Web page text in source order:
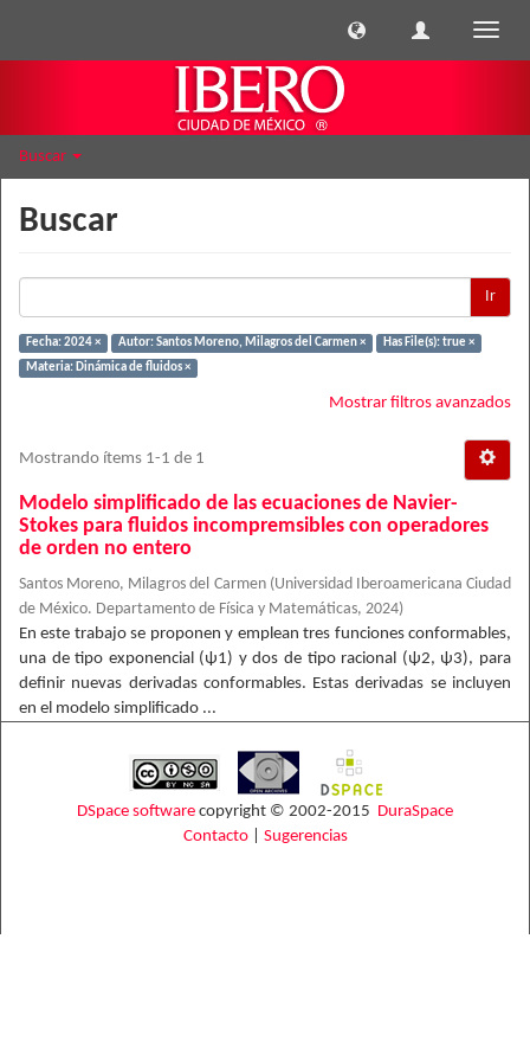
Buscar
Buscar
Ir
Fecha: 2024 × Autor: Santos Moreno, Milagros del Carmen ×
Has File(s): true ×
Materia: Dinámica de fluidos ×
Mostrar filtros avanzados
Mostrando ítems 1-1 de 1
Modelo simplificado de las ecuaciones de Navier-
Stokes para fluidos incompremsibles con operadores
de orden no entero
Santos Moreno, Milagros del Carmen (Universidad Iberoamericana Ciudad
de México. Departamento de Física y Matemáticas, 2024)
En este trabajo se proponen y emplean tres funciones conformables,
una de tipo exponencial (ψ1) y dos de tipo racional (ψ2, ψ3), para
definir nuevas derivadas conformables. Estas derivadas se incluyen
en el modelo simplificado ...
DSpace software copyright © 2002-2015 DuraSpace
Contacto| Sugerencias